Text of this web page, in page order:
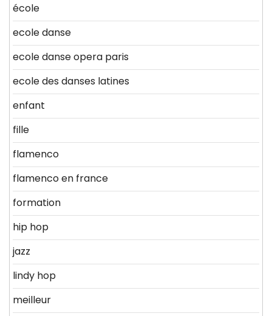
école
ecole danse
ecole danse opera paris
ecole des danses latines
enfant
fille
flamenco
flamenco en france
formation
hip hop
jazz
lindy hop
meilleur